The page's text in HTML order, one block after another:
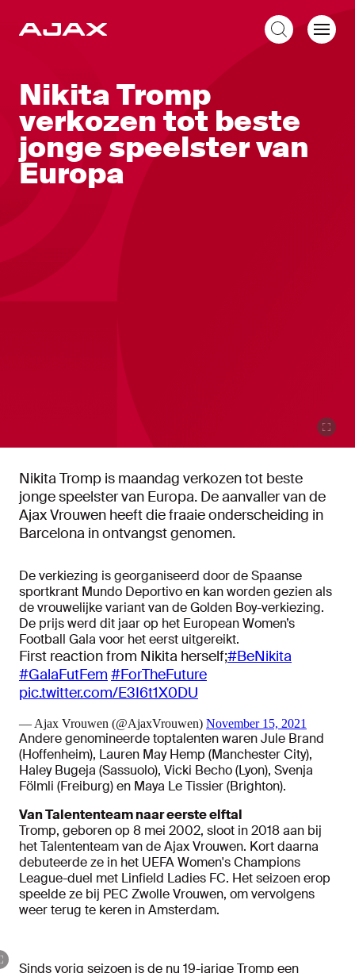
Nikita Tromp
verkozen tot beste
jonge speelster van
Europa
Nikita Tromp is maandag verkozen tot beste
jonge speelster van Europa. De aanvaller van de
Ajax Vrouwen heeft die fraaie onderscheiding in
Barcelona in ontvangst genomen.
De verkiezing is georganiseerd door de Spaanse
sportkrant Mundo Deportivo en kan worden gezien als
de vrouwelijke variant van de Golden Boy-verkiezing.
De prijs werd dit jaar op het European Women’s
Football Gala voor het eerst uitgereikt.
First reaction from Nikita herself;#BeNikita
#GalaFutFem #ForTheFuture
pic.twitter.com/E3I6t1X0DU
— Ajax Vrouwen (@AjaxVrouwen) November 15, 2021
Andere genomineerde toptalenten waren Jule Brand
(Hoffenheim), Lauren May Hemp (Manchester City),
Haley Bugeja (Sassuolo), Vicki Becho (Lyon), Svenja
Fölmli (Freiburg) en Maya Le Tissier (Brighton).
Van Talententeam naar eerste elftal
Tromp, geboren op 8 mei 2002, sloot in 2018 aan bij
het Talententeam van de Ajax Vrouwen. Kort daarna
debuteerde ze in het UEFA Women's Champions
League-duel met Linfield Ladies FC. Het seizoen erop
speelde ze bij PEC Zwolle Vrouwen, om vervolgens
weer terug te keren in Amsterdam.
Sinds vorig seizoen is de nu 19-jarige Tromp een